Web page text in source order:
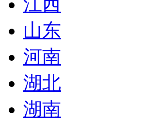
山东
河南
湖北
湖南